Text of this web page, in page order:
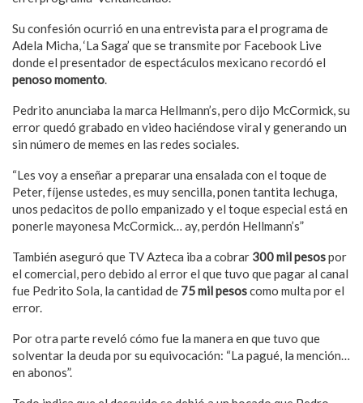
Su confesión ocurrió en una entrevista para el programa de
Adela Micha, ‘La Saga’ que se transmite por Facebook Live
donde el presentador de espectáculos mexicano recordó el
penoso momento.
Pedrito anunciaba la marca Hellmann’s, pero dijo McCormick, su
error quedó grabado en video haciéndose viral y generando un
sin número de memes en las redes sociales.
“Les voy a enseñar a preparar una ensalada con el toque de
Peter, fíjense ustedes, es muy sencilla, ponen tantita lechuga,
unos pedacitos de pollo empanizado y el toque especial está en
ponerle mayonesa McCormick… ay, perdón Hellmann’s”
También aseguró que TV Azteca iba a cobrar 300 mil pesospor
el comercial, pero debido al error el que tuvo que pagar al canal
fue Pedrito Sola, la cantidad de 75 mil pesoscomo multa por el
error.
Por otra parte reveló cómo fue la manera en que tuvo que
solventar la deuda por su equivocación: “La pagué, la mención…
en abonos”.